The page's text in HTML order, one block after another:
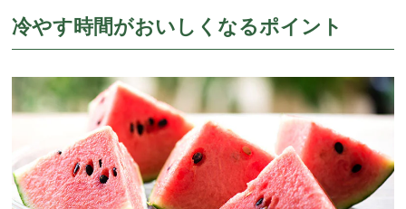
冷やす時間がおいしくなるポイント